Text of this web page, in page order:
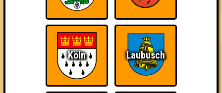
Ich war da, vor 3000
Da-Da Da! Da-Da Da! Teil der Oberschicht
Köln Laubusch